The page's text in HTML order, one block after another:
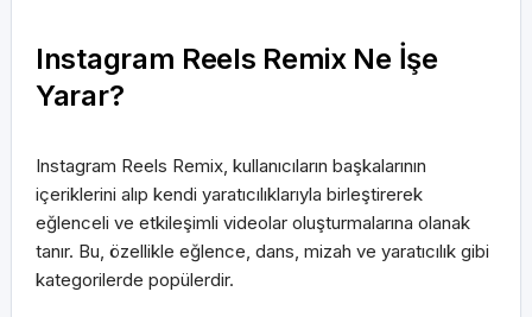
Instagram Reels Remix Ne İşe
Yarar?
Instagram Reels Remix, kullanıcıların başkalarının
içeriklerini alıp kendi yaratıcılıklarıyla birleştirerek
eğlenceli ve etkileşimli videolar oluşturmalarına olanak
tanır. Bu, özellikle eğlence, dans, mizah ve yaratıcılık gibi
kategorilerde popülerdir.